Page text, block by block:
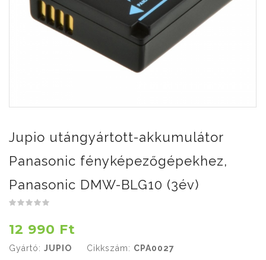
Jupio utángyártott-akkumulátor
Panasonic fényképezőgépekhez,
Panasonic DMW-BLG10 (3év)
12 990 Ft
Gyártó: JUPIO Cikkszám: CPA0027